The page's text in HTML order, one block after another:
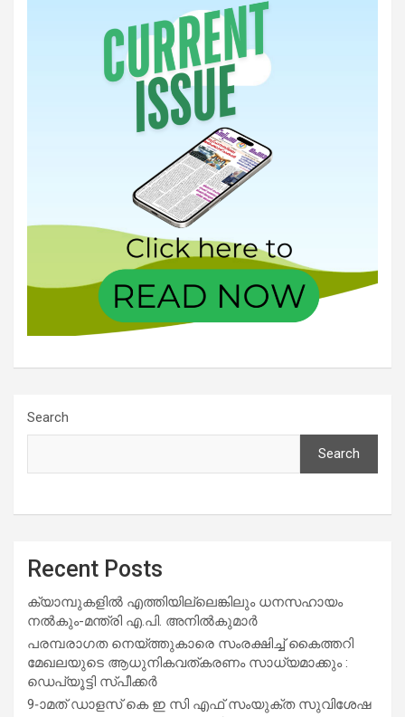
Search
Search
Recent Posts
ക്യാമ്പുകളിൽ എത്തിയില്ലെങ്കിലും ധനസഹായം
നൽകും-മന്ത്രി എ.പി. അനിൽകുമാർ
പരമ്പരാഗത നെയ്ത്തുകാരെ സംരക്ഷിച്ച് കൈത്തറി
മേഖലയുടെ ആധുനികവത്കരണം സാധ്യമാക്കും :
ഡെപ്യൂട്ടി സ്പീക്കർ
9-ാമത് ഡാളസ് കെ ഇ സി എഫ് സംയുക്ത സുവിശേഷ